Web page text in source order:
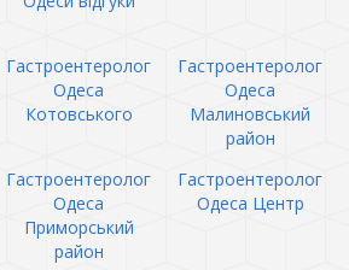
Гастроентеролог
Одеса
Котовського
Гастроентеролог
Одеса
Малиновський
район
Гастроентеролог
Одеса
Приморський
район
Гастроентеролог
Одеса Центр